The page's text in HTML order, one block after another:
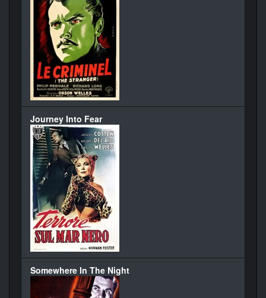
Journey Into Fear
Somewhere In The Night